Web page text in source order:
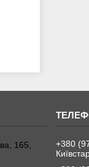
165,
+380